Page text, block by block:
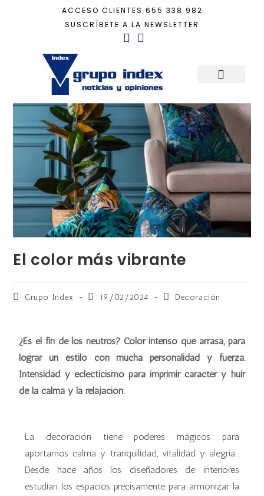
ACCESO CLIENTES 655 338 982
SUSCRÍBETE A LA NEWSLETTER
Decoración
El color más vibrante
Grupo Index 19/02/2024 Decoración
¿Es el fin de los neutros? Color intenso que arrasa, para
lograr un estilo con mucha personalidad y fuerza.
Intensidad y eclecticismo para imprimir carácter y huir
de la calma y la relajación.
La decoración tiene poderes mágicos para
aportarnos calma y tranquilidad, vitalidad y alegría…
Desde hace años los diseñadores de interiores
estudian los espacios precisamente para armonizar la